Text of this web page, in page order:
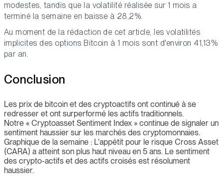
modestes, tandis que la volatilité réalisée sur 1 mois a
terminé la semaine en baisse à 28,2%.
Au moment de la rédaction de cet article, les volatilités
implicites des options Bitcoin à 1 mois sont d'environ 41,13%
par an.
Conclusion
Les prix de bitcoin et des cryptoactifs ont continué à se
redresser et ont surperformé les actifs traditionnels.
Notre « Cryptoasset Sentiment Index » continue de signaler un
sentiment haussier sur les marchés des cryptomonnaies.
Graphique de la semaine : L'appétit pour le risque Cross Asset
(CARA) a atteint son plus haut niveau en 5 ans. Le sentiment
des crypto-actifs et des actifs croisés est résolument
haussier.